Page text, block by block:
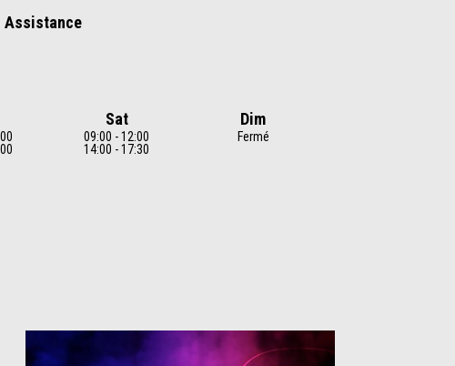
Assistance
Sat
09:00 - 12:00
14:00 - 17:30
Dim
Fermé